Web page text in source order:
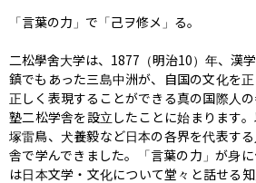
「言葉の力」で「己ヲ修メ」る。
二松學舍大学は、1877（明治10）年、漢
鎮でもあった三島中洲が、自国の文化を
正しく表現することができる真の国際人
塾二松学舎を設立したことに始まります
塚雷鳥、犬養毅など日本の各界を代表す
舎で学んできました。「言葉の力」が身
は日本文学・文化について堂々と話せる